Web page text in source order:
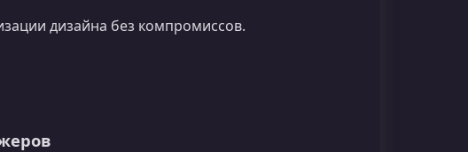
дизайна без компромиссов.